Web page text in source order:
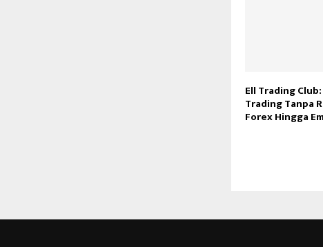
Ell Trading
Trading Tanpa
Forex Hingga